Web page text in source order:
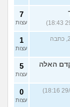
7
עצות
(lili, בת 25, כתבה
1
עצות
האלה 5
עצות
0
עצות